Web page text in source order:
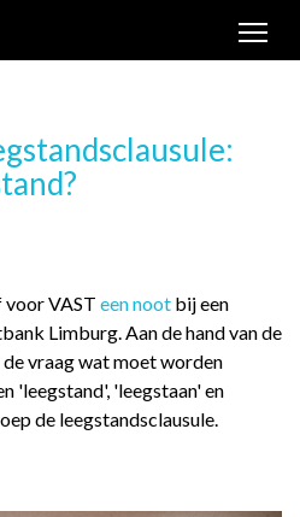
voor VAST een noot bij een
Limburg. Aan de hand van de
vraag wat moet worden
'leegstand', 'leegstaan' en
de leegstandsclausule.